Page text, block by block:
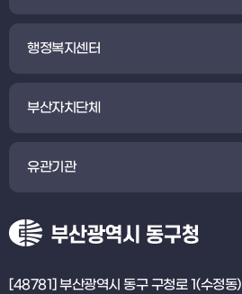
행정복지센터
부산자치단체
유관기관
[48781] 부산광역시 동구 구청로 1(수정동)